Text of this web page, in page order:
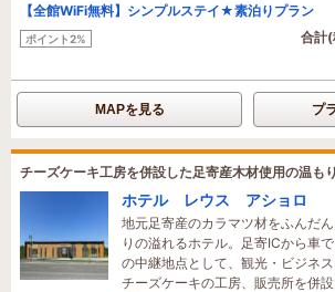
【全館WiFi無料】シンプルステイ★素泊りプラン
ポイント2% 合計
MAPを見る プ
チーズケーキ工房を併設した足寄産木材使用の温も
ホテル レウス アショロ
地元足寄産のカラマツ材をふんだ
りの溢れるホテル。足寄ICから車
の中継地点として、観光・ビジネ
チーズケーキの工房、販売所を併設
1名がこの宿を見ています